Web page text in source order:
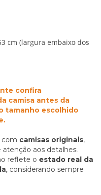
cm (largura embaixo dos
confira
camisa antes da
tamanho escolhido
com camisas originais,
atenção aos detalhes.
reflete o estado real da
, considerando sempre